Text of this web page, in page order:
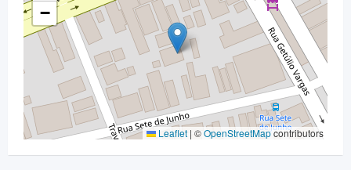
−
Leaflet | ©OpenStreetMapcontributors